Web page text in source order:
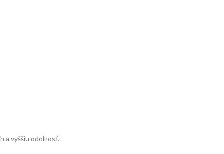
a vyššiu odolnosť.